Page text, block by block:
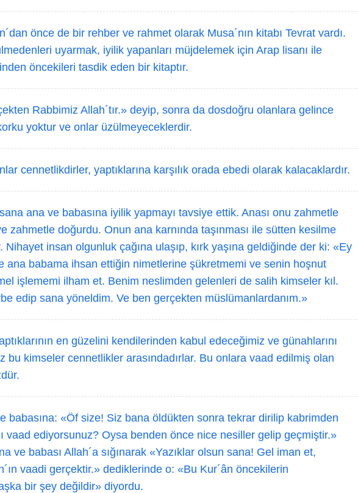
önce de bir rehber ve rahmet olarak Musa´nın kitabı Tevrat vardı.
uyarmak, iyilik yapanları müjdelemek için Arap lisanı ile
öncekileri tasdik eden bir kitaptır.
Rabbimiz Allah´tır.» deyip, sonra da dosdoğru olanlara gelince
yoktur ve onlar üzülmeyeceklerdir.
cennetlikdirler, yaptıklarına karşılık orada ebedi olarak kalacaklardır.
ana ve babasına iyilik yapmayı tavsiye ettik. Anası onu zahmetle
zahmetle doğurdu. Onun ana karnında taşınması ile sütten kesilme
Nihayet insan olgunluk çağına ulaşıp, kırk yaşına geldiğinde der ki: «Ey
ana babama ihsan ettiğin nimetlerine şükretmemi ve senin hoşnut
işlememi ilham et. Benim neslimden gelenleri de salih kimseler kıl.
edip sana yöneldim. Ve ben gerçekten müslümanlardanım.»
en güzelini kendilerinden kabul edeceğimiz ve günahlarını
bu kimseler cennetlikler arasındadırlar. Bu onlara vaad edilmiş olan
babasına: «Öf size! Siz bana öldükten sonra tekrar dirilip kabrimden
vaad ediyorsunuz? Oysa benden önce nice nesiller gelip geçmiştir.»
ve babası Allah´a sığınarak «Yazıklar olsun sana! Gel iman et,
vaadi gerçektir.» dediklerinde o: «Bu Kur´ân öncekilerin
bir şey değildir» diyordu.